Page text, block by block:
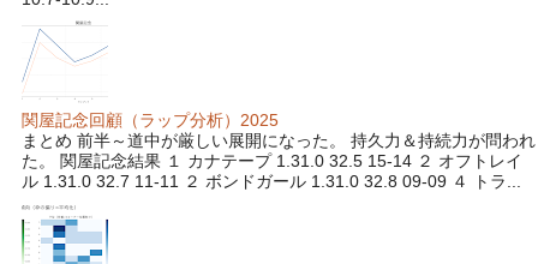
関屋記念回顧（ラップ分析）2025
まとめ 前半～道中が厳しい展開になった。 持久力＆持続力が問われ
た。 関屋記念結果 １ カナテープ 1.31.0 32.5 15-14 ２ オフトレイ
ル 1.31.0 32.7 11-11 ２ ボンドガール 1.31.0 32.8 09-09 ４ トラ...